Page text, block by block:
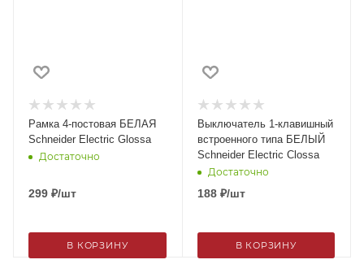
Рамка 4-постовая БЕЛАЯ
Schneider Electric Glossa
Достаточно
299 ₽/шт
В КОРЗИНУ
Выключатель 1-клавишный
встроенного типа БЕЛЫЙ
Schneider Electric Clossa
Достаточно
188₽/шт
В КОРЗИНУ